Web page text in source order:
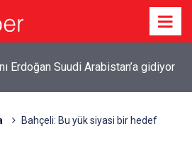
Erdoğan Suudi Arabistan’a gidiyor
Bahçeli: Bu yük siyasi bir hedef